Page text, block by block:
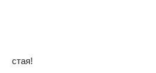
стая!